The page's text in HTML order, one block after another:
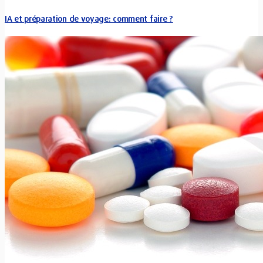
IA et préparation de voyage: comment faire ?